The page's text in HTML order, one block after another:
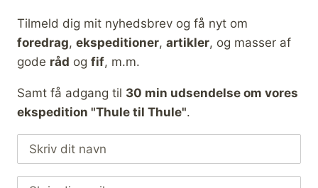
Tilmeld dig mit nyhedsbrev og få nyt om
foredrag, ekspeditioner, artikler, og masser af
gode råd og fif, m.m.
Samt få adgang til 30 min udsendelse om vores
ekspedition "Thule til Thule".